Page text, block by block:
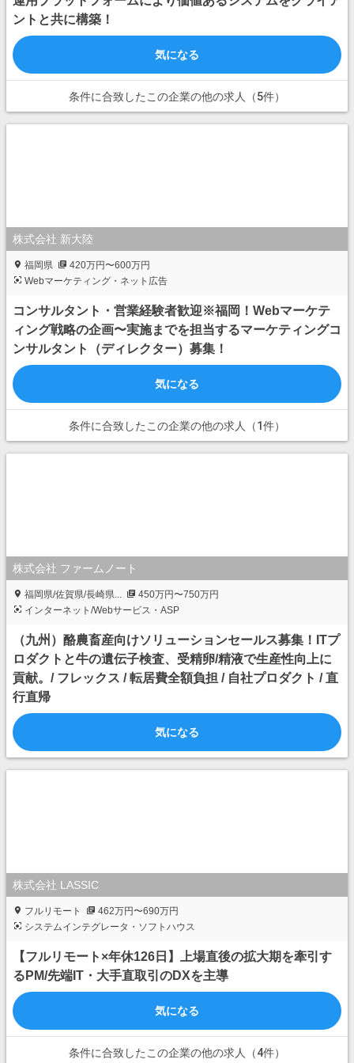
ントと共に構築！
気になる
条件に合致したこの企業の他の求人（5件）
株式会社 新大陸
福岡県
420万円〜600万円
Webマーケティング・ネット広告
コンサルタント・営業経験者歓迎※福岡！Webマーケテ
ィング戦略の企画〜実施までを担当するマーケティングコ
ンサルタント（ディレクター）募集！
気になる
条件に合致したこの企業の他の求人（1件）
株式会社 ファームノート
福岡県/佐賀県/長崎県...
450万円〜750万円
インターネット/Webサービス・ASP
（九州）酪農畜産向けソリューションセールス募集！ITプ
ロダクトと牛の遺伝子検査、受精卵/精液で生産性向上に
貢献。/ フレックス / 転居費全額負担 / 自社プロダクト / 直
行直帰
気になる
株式会社 LASSIC
フルリモート
462万円〜690万円
システムインテグレータ・ソフトハウス
【フルリモート×年休126日】上場直後の拡大期を牽引す
るPM/先端IT・大手直取引のDXを主導
気になる
条件に合致したこの企業の他の求人（4件）